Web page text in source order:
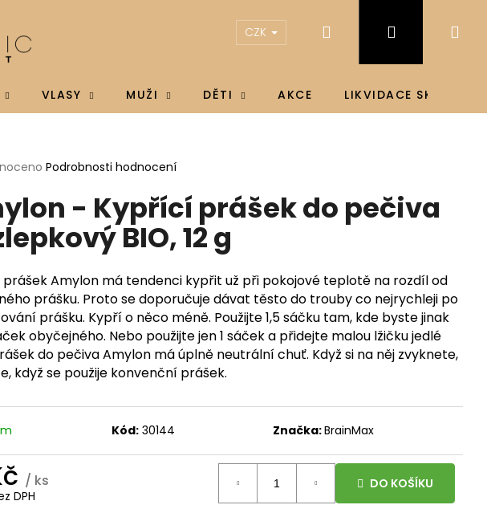
VLASY MUŽI DĚTI AKCE LIKVIDACE SKLADU
CZK Přihlášení
Podrobnosti hodnocení
- Kypřící prášek do pečiva
BIO, 12 g
Amylon má tendenci kypřit už při pokojové teplotě na rozdíl od
prášku. Proto se doporučuje dávat těsto do trouby co nejrychleji po
prášku. Kypří o něco méně. Použijte 1,5 sáčku tam, kde byste jinak
obyčejného. Nebo použijte jen 1 sáček a přidejte malou lžičku jedlé
do pečiva Amylon má úplně neutrální chuť. Když si na něj zvyknete,
když se použije konvenční prášek.
Kód: 30144 Značka:BrainMax
/ ks
DPH
DO KOŠÍKU
BRAINMAX VITAMIN D3 & K2®, D3 4000
IU / K2 150 MCG, 100 ROSTLINNÝCH
KAPSLÍVYSOKÁ DÁVKA D3 A
K2VITAL®DELTA, 100 DÁVEK